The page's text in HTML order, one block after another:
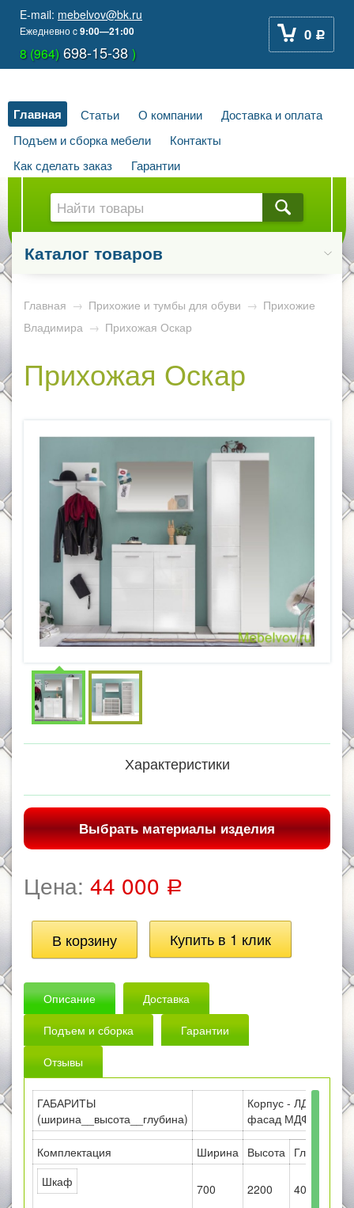
E-mail: mebelvov@bk.ru
Ежедневноc9:00—21:00
8 (964) 698-15-38)
0 Р
Главная Статьи О компании
Доставка и оплата
Подъем и сборка мебели
Контакты
Как сделать заказ
Гарантии
Каталог товаров
Главная → Прихожие и тумбы для обуви → Прихожие
Владимира → Прихожая Оскар
Прихожая Оскар
Характеристики
Выбрать материалы изделия
Цена: 44 000 Р
Описание
Доставка
Подъем и сборка
Гарантии
Отзывы
ГАБАРИТЫ
(ширина__высота__глубина)
Корпус - ЛДСП,
фасад МДФ
Комплектация Ширина Высота
Глубина
Шкаф
700 2200 400